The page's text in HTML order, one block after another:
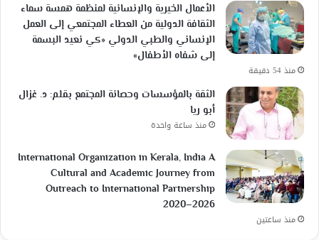
الأعمال الخيرية والإنسانية لمنظمة همسة سماء
الثقافة الدولية من العطاء المجتمعي إلى العمل
الإنساني والطبي الدولي «كي نعيد البسمة
إلى شفاه الأطفال»
منذ 54 دقيقة
الثقة بالمؤسسات وحصانة المجتمع بقلم: د. غزال
أبو ريا
منذ ساعة واحدة
International Organization in Kerala, India A
Cultural and Academic Journey from
Outreach to International Partnership
2020–2026
منذ ساعتين